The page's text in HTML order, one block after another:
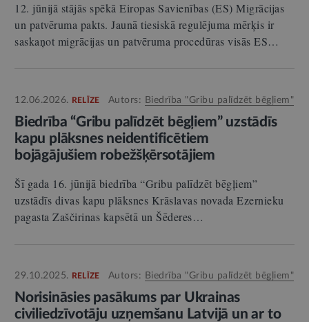
12. jūnijā stājās spēkā Eiropas Savienības (ES) Migrācijas
un patvēruma pakts. Jaunā tiesiskā regulējuma mērķis ir
saskaņot migrācijas un patvēruma procedūras visās ES…
12.06.2026. RELĪZE Autors: Biedrība "Gribu palīdzēt bēgļiem"
Biedrība “Gribu palīdzēt bēgļiem” uzstādīs
kapu plāksnes neidentificētiem
bojāgājušiem robežšķērsotājiem
Šī gada 16. jūnijā biedrība “Gribu palīdzēt bēgļiem”
uzstādīs divas kapu plāksnes Krāslavas novada Ezernieku
pagasta Zaščirinas kapsētā un Šēderes…
29.10.2025. RELĪZE Autors: Biedrība "Gribu palīdzēt bēgļiem"
Norisināsies pasākums par Ukrainas
civiliedzīvotāju uzņemšanu Latvijā un ar to